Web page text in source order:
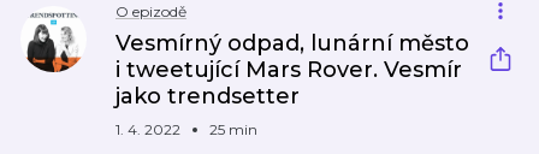
O epizodě
Vesmírný odpad, lunární město
i tweetující Mars Rover. Vesmír
jako trendsetter
1. 4. 2022 25 min